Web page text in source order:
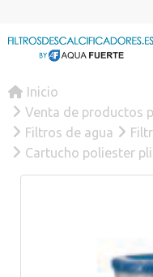
Inicio
Venta de productos
Filtros de agua
Cartucho poliester